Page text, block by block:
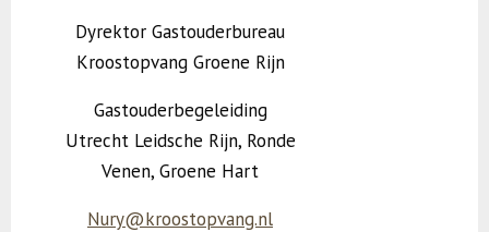
Dyrektor Gastouderbureau
Kroostopvang Groene Rijn
Gastouderbegeleiding
Utrecht Leidsche Rijn, Ronde
Venen, Groene Hart
Nury@kroostopvang.nl